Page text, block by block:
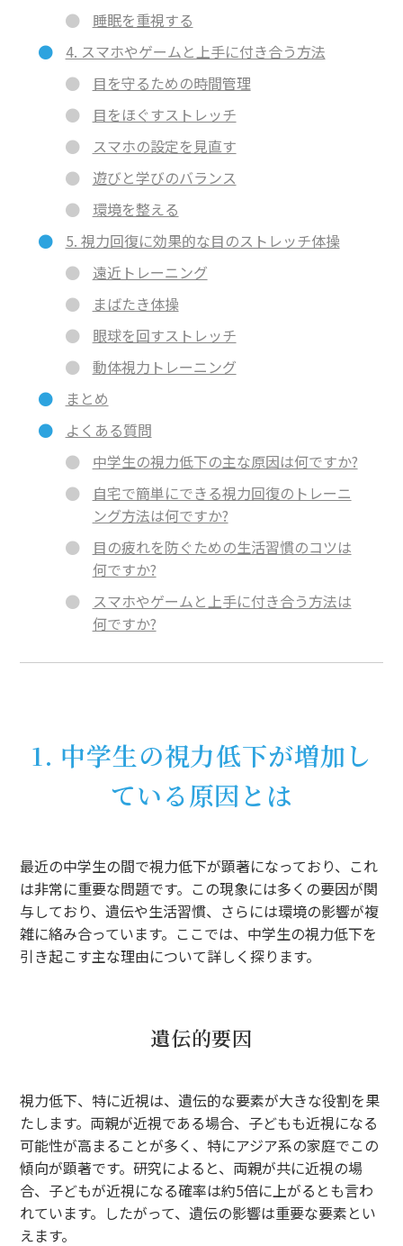
睡眠を重視する
4. スマホやゲームと上手に付き合う方法
目を守るための時間管理
目をほぐすストレッチ
スマホの設定を見直す
遊びと学びのバランス
環境を整える
5. 視力回復に効果的な目のストレッチ体操
遠近トレーニング
まばたき体操
眼球を回すストレッチ
動体視力トレーニング
まとめ
よくある質問
中学生の視力低下の主な原因は何ですか?
自宅で簡単にできる視力回復のトレーニ
ング方法は何ですか?
目の疲れを防ぐための生活習慣のコツは
何ですか?
スマホやゲームと上手に付き合う方法は
何ですか?
1. 中学生の視力低下が増加し
ている原因とは
最近の中学生の間で視力低下が顕著になっており、これ
は非常に重要な問題です。この現象には多くの要因が関
与しており、遺伝や生活習慣、さらには環境の影響が複
雑に絡み合っています。ここでは、中学生の視力低下を
引き起こす主な理由について詳しく探ります。
遺伝的要因
視力低下、特に近視は、遺伝的な要素が大きな役割を果
たします。両親が近視である場合、子どもも近視になる
可能性が高まることが多く、特にアジア系の家庭でこの
傾向が顕著です。研究によると、両親が共に近視の場
合、子どもが近視になる確率は約5倍に上がるとも言わ
れています。したがって、遺伝の影響は重要な要素とい
えます。